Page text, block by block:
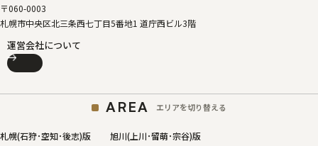
〒060-0003
札幌市中央区北三条西七丁目5番地1 道庁西ビル3階
運営会社について
AREA エリアを切り替える
札幌(石狩･空知･後志)版
旭川(上川･留萌･宗谷)版